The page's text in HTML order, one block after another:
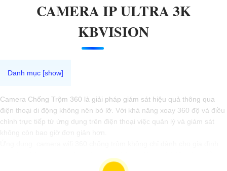
CAMERA IP ULTRA 3K
KBVISION
Camera Chống Trộm 360 là giải pháp giám sát hiệu quả thông qua
điện thoại di động không nên bỏ lỡ. Với khả năng xoay 360 độ và điều
chỉnh trực tiếp từ ứng dụng trên điện thoại việc quản lý và giám sát
cấp an ninh mà không tốn kém.